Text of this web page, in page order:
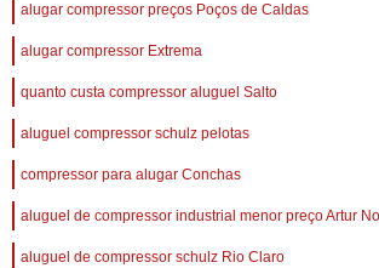
alugar compressor preços Poços de Caldas
alugar compressor Extrema
quanto custa compressor aluguel Salto
aluguel compressor schulz pelotas
compressor para alugar Conchas
aluguel de compressor industrial menor preço Artur
aluguel de compressor schulz Rio Claro